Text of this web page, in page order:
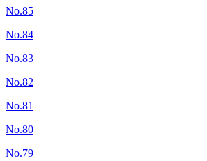
No.85
No.84
No.83
No.82
No.81
No.80
No.79